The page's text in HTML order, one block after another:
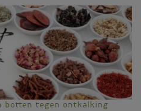
botten tegen ontkalking